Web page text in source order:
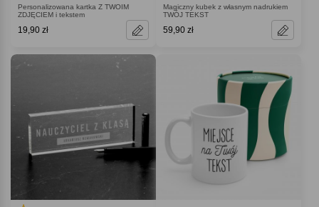
Personalizowana kartka Z TWOIM
ZDJĘCIEM i tekstem
19,90 zł
Magiczny kubek z własnym nadrukiem
TWÓJ TEKST
59,90 zł